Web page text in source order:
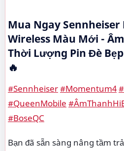
Mua Ngay
Wireless Màu Mới -
Thời Lượng Pin Đè
🔥
#Sennheiser#Momentum4
#QueenMobile
#BoseQC
Bạn đã sẵn sàng nâng tầm